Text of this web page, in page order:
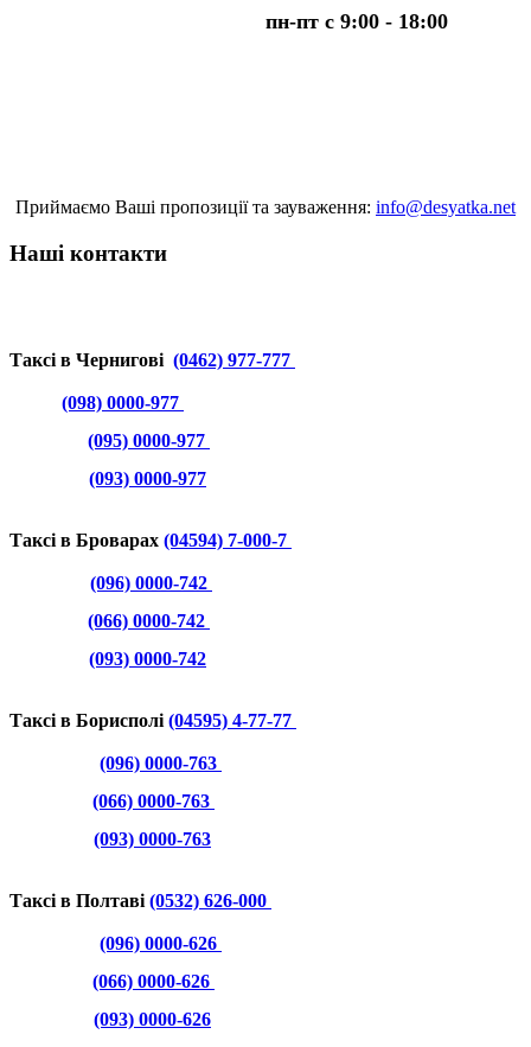
пн-пт с 9:00 - 18:00
Приймаємо Ваші пропозиції та зауваження: info​@​desyatka.net
Наші контакти
Таксі в Чернигові (0462) 977-777
(098) 0000-977
(095) 0000-977
(093) 0000-977
Таксі в Броварах (04594) 7-000-7
(096) 0000-742
(066) 0000-742
(093) 0000-742
Таксі в Борисполі (04595) 4-77-77
(096) 0000-763
(066) 0000-763
(093) 0000-763
Таксі в Полтаві (0532) 626-000
(096) 0000-626
(066) 0000-626
(093) 0000-626